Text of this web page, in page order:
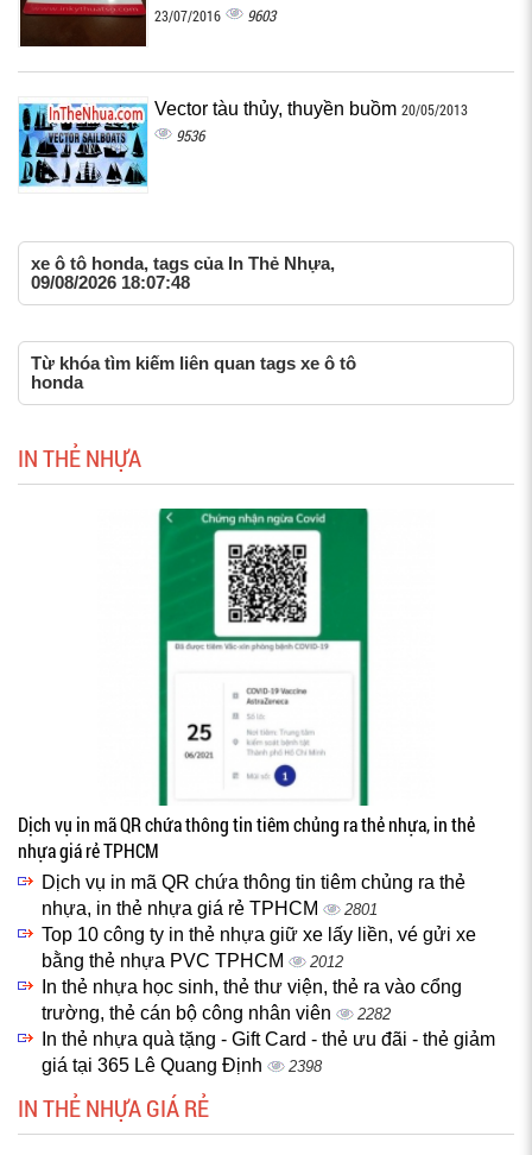
23/07/2016 9603
Vector tàu thủy, thuyền buồm 20/05/2013
9536
xe ô tô honda, tags của In Thẻ Nhựa,
09/08/2026 18:07:48
Từ khóa tìm kiếm liên quan tags xe ô tô
honda
IN THẺ NHỰA
Dịch vụ in mã QR chứa thông tin tiêm chủng ra thẻ nhựa, in thẻ
nhựa giá rẻ TPHCM
Dịch vụ in mã QR chứa thông tin tiêm chủng ra thẻ
nhựa, in thẻ nhựa giá rẻ TPHCM
2801
Top 10 công ty in thẻ nhựa giữ xe lấy liền, vé gửi xe
bằng thẻ nhựa PVC TPHCM
2012
In thẻ nhựa học sinh, thẻ thư viện, thẻ ra vào cổng
trường, thẻ cán bộ công nhân viên
2282
In thẻ nhựa quà tặng - Gift Card - thẻ ưu đãi - thẻ giảm
giá tại 365 Lê Quang Định
2398
IN THẺ NHỰA GIÁ RẺ